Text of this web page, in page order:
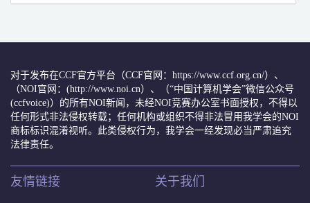
对于发布在CCF官方平台（CCF官网：https://www.ccf.org.cn/）、
（NOI官网：(http://www.noi.cn）、（“中国计算机学会”微信公众号
(ccfvoice)）的所有NOI新闻，未经NOI竞赛办公室书面授权，不得以
任何形式非法侵权转载；任何机构或组织不得非法冒用我学会的NOI
商标标识混淆视听。此类侵权行为，我学会一经发现必当严肃追究
法律责任。
友情链接 关于我们